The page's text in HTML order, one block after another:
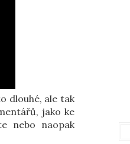
dlouhé, ale tak
jako ke
nebo naopak